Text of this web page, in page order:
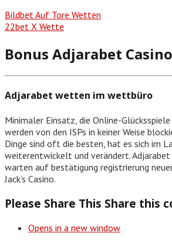
Bildbet Auf Tore Wetten
22bet X Wette
Bonus Adjarabet Casino
Adjarabet wetten im wettbüro
Minimaler Einsatz, die Online-
werden von den ISPs in keiner Weise
Dinge sind oft die besten, hat es sich im
weiterentwickelt und verändert.
warten auf bestätigung registrierung
Jack’s Casino.
Please Share This Share this
Opens in a new window